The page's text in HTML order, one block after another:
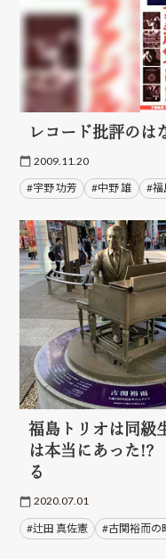
レコード批評の
2009.11.20
#宇野 功芳 #中野 雄 #福
福島トリオは同
は本当にあった!?
る
2020.07.01
#辻田 真佐憲 #古関裕而の